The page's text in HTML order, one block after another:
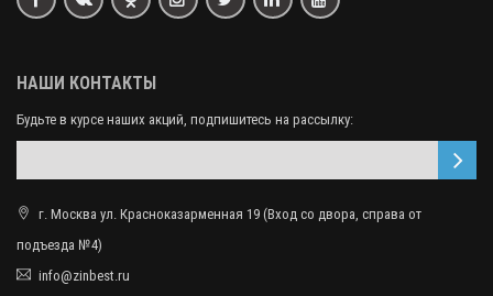
НАШИ КОНТАКТЫ
Будьте в курсе наших акций, подпишитесь на рассылку:
г. Москва ул. Красноказарменная 19 (Вход со двора, справа от
подъезда №4)
info@zinbest.ru